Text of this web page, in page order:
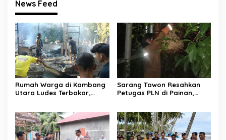
News Feed
Rumah Warga di Kambang
Utara Ludes Terbakar,
Sarang Tawon Resahkan
Petugas PLN di Painan,